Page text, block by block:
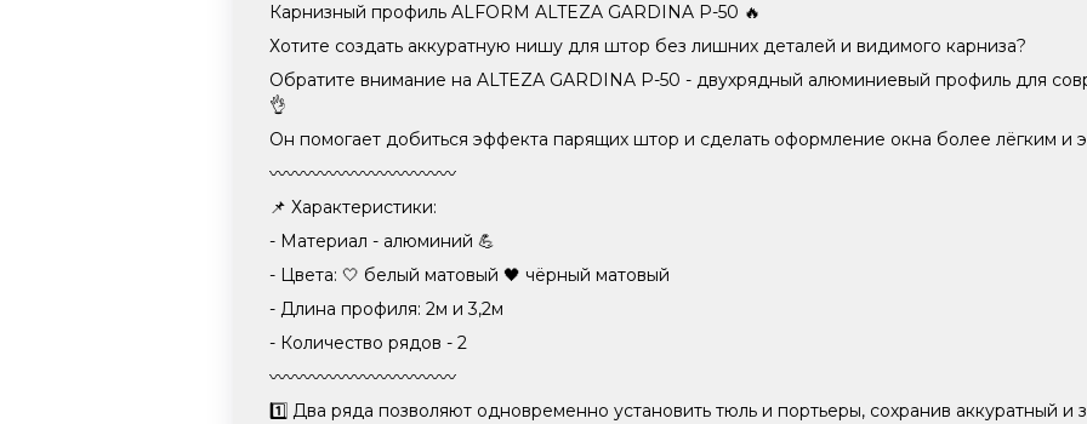
Карнизный профиль ALFORM ALTEZA GARDINA P-50 🔥
Хотите создать аккуратную нишу для штор без лишних деталей и видимого карниза?
Обратите внимание на ALTEZA GARDINA P-50 - двухрядный алюминиевый профиль для
👌
Он помогает добиться эффекта парящих штор и сделать оформление окна более лёгким и
〰️〰️〰️〰️〰️〰️〰️〰️〰️〰️〰️
📌 Характеристики:
- Материал - алюминий 💪
- Цвета: 🤍 белый матовый 🖤 чёрный матовый
- Длина профиля: 2м и 3,2м
- Количество рядов - 2
〰️〰️〰️〰️〰️〰️〰️〰️〰️〰️〰️
1️⃣ Два ряда позволяют одновременно установить тюль и портьеры, сохранив аккуратный